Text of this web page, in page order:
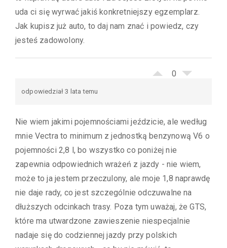
uda ci się wyrwać jakiś konkretniejszy egzemplarz.
Jak kupisz już auto, to daj nam znać i powiedz, czy
jesteś zadowolony.
0
odpowiedział 3 lata temu
Nie wiem jakimi pojemnościami jeździcie, ale według
mnie Vectra to minimum z jednostką benzynową V6 o
pojemności 2,8 l, bo wszystko co poniżej nie
zapewnia odpowiednich wrażeń z jazdy - nie wiem,
może to ja jestem przeczulony, ale moje 1,8 naprawdę
nie daje rady, co jest szczególnie odczuwalne na
dłuższych odcinkach trasy. Poza tym uważaj, że GTS,
które ma utwardzone zawieszenie niespecjalnie
nadaje się do codziennej jazdy przy polskich